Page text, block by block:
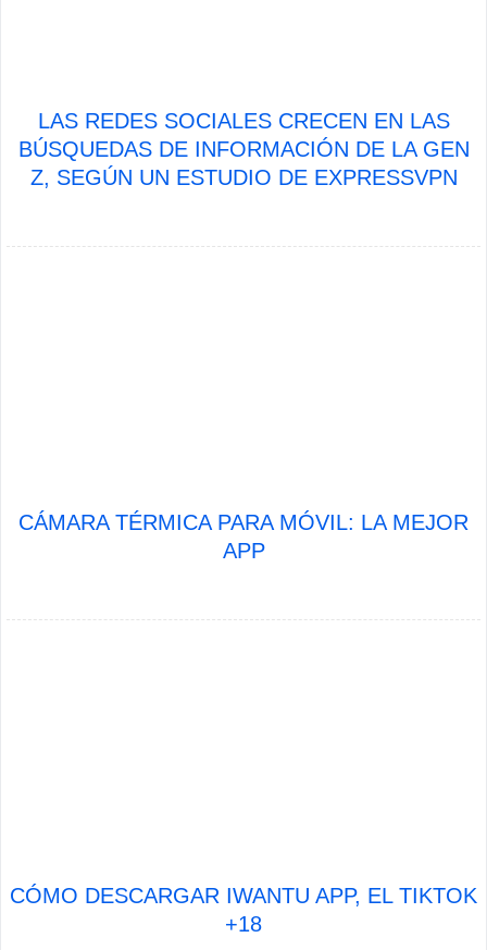
LAS REDES SOCIALES CRECEN EN LAS
BÚSQUEDAS DE INFORMACIÓN DE LA GEN
Z, SEGÚN UN ESTUDIO DE EXPRESSVPN
CÁMARA TÉRMICA PARA MÓVIL: LA MEJOR
APP
CÓMO DESCARGAR IWANTU APP, EL TIKTOK
+18